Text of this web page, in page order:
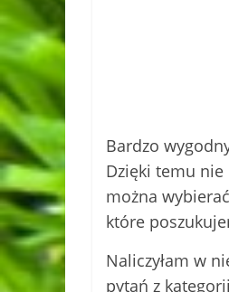
Bardzo
Dzięki temu
można
które
Naliczyłam w
pytań z